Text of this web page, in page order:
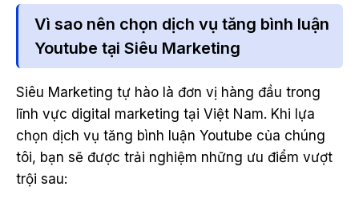
Vì sao nên chọn dịch vụ tăng bình luận
Youtube tại Siêu Marketing
Siêu Marketing tự hào là đơn vị hàng đầu trong
lĩnh vực digital marketing tại Việt Nam. Khi lựa
chọn dịch vụ tăng bình luận Youtube của chúng
tôi, bạn sẽ được trải nghiệm những ưu điểm vượt
trội sau: